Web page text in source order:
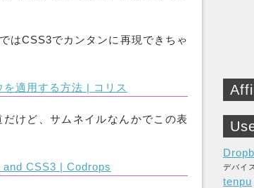
はCSS3でカンタンに再現できちゃ
適用する方法 | コリス
けど、サムネイルなんかでこの表
CSS3 | Codrops デバイ
tenpu